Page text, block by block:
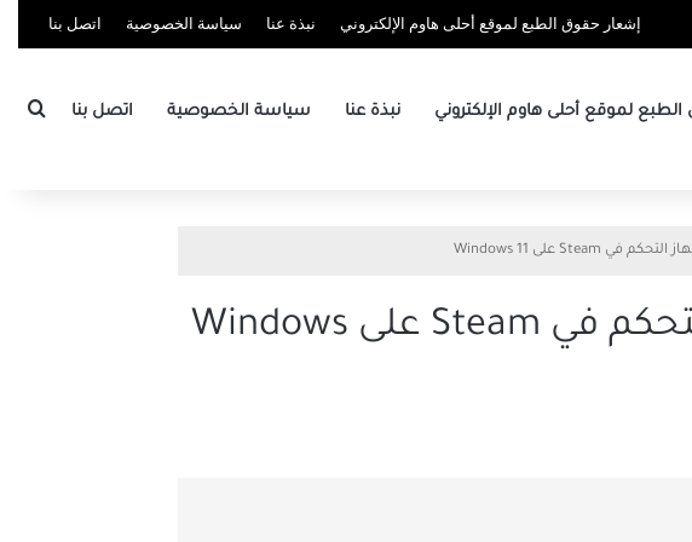
إشعار حقوق الطبع لموقع أحلى هاوم الإلكتروني نبذة عنا سياسة الخصوصية اتصل بنا
لموقع أحلى هاوم الإلكتروني نبذة عنا سياسة الخصوصية اتصل بنا
أفضل 7 طرق لإصلاح عدم التعرف على جهاز التحكم في Steam على Windows